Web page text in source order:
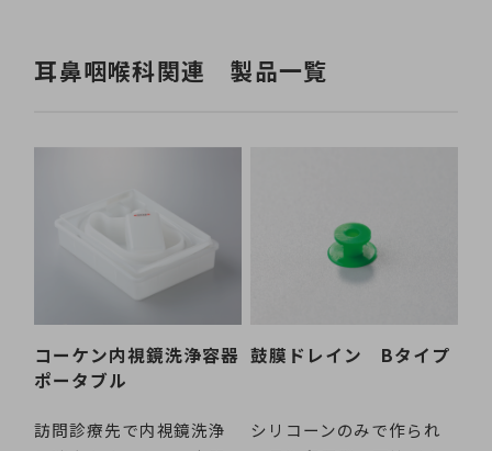
耳鼻咽喉科関連 製品一覧
コーケン内視鏡洗浄容器
ポータブル
訪問診療先で内視鏡洗浄
鼓膜ドレイン Bタイプ
シリコーンのみで作られ